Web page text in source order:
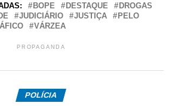
BOPE DESTAQUE
DROGAS
JUDICIÁRIO JUSTIÇA
PELO
VÁRZEA
PROPAGANDA
POLÍCIA